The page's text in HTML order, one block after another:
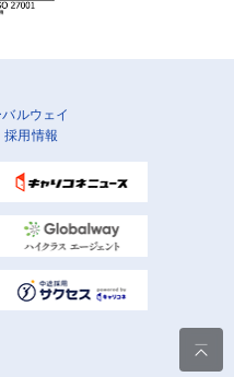
ルウェイ
採用情報
